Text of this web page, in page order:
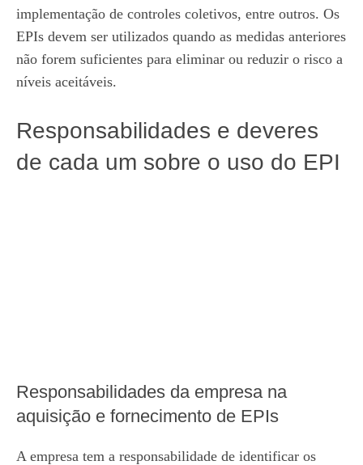
implementação de controles coletivos, entre outros. Os
EPIs devem ser utilizados quando as medidas anteriores
não forem suficientes para eliminar ou reduzir o risco a
níveis aceitáveis.
Responsabilidades e deveres
de cada um sobre o uso do EPI
Responsabilidades da empresa na
aquisição e fornecimento de EPIs
A empresa tem a responsabilidade de identificar os